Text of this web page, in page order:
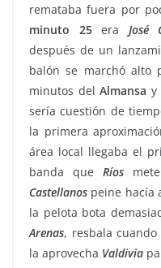
remataba fuera por
minuto 25era José
después de un
balón se marchó alto
minutos delAlmansa y
sería cuestión de
la primera
área local llegaba el
banda que Ríos
Castellanos peine hacía
la pelota bota
Arenas, resbala
la aprovecha Valdivia